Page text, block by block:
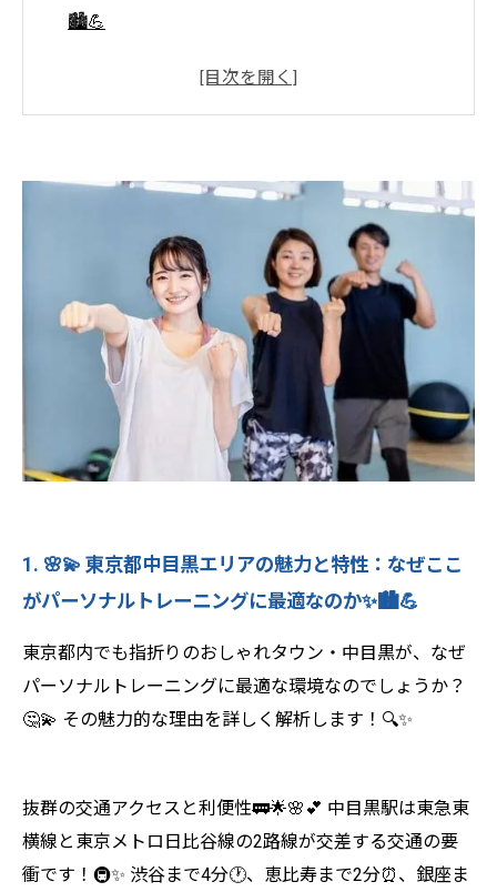
🏙️💪
い：目的に応じた最適なジム選択法✨🎯💫
4. 🌞🏖️ 夏のボディメイクを成功させる戦略的ジ
ム選び！効果的なプログラムの見極め方💪⚡✨
5. 🌿💚 ボディメンテナンス派のための賢いジム
選び！長期継続できる理想的な環境とは✨🧘‍♀️💫
6. ⭐💎 Light Body Gym：中目黒で理想のボディ
を手に入れる最高の選択肢✨🏛️💪
7. 🌟💖 まとめ：中目黒で始まる、あなただけの
理想のフィットネスライフ✨🦋🌈
的に引き締めるパーソナルトレーニング🔥
1. 🌸💫 東京都中目黒エリアの魅力と特性：なぜここ
がパーソナルトレーニングに最適なのか✨🏙️💪
東京都内でも指折りのおしゃれタウン・中目黒が、なぜ
パーソナルトレーニングに最適な環境なのでしょうか？
🤔💫 その魅力的な理由を詳しく解析します！🔍✨
抜群の交通アクセスと利便性🚃🌟🌸💕 中目黒駅は東急東
横線と東京メトロ日比谷線の2路線が交差する交通の要
衝です！🚇✨ 渋谷まで4分🕐、恵比寿まで2分⏰、銀座ま